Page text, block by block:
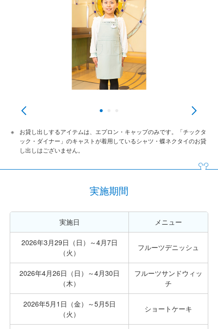
お貸し出しするアイテムは、エプロン・キャップのみです。「チックタ
ック・ダイナー」のキャストが着用しているシャツ・蝶ネクタイのお貸
し出しはございません。
実施期間
実施日 メニュー
2026年3月29日（日）～4月7日
（火）
フルーツデニッシュ
2026年4月26日（日）～4月30日
（木）
フルーツサンドウィッ
チ
2026年5月1日（金）～5月5日
（火）
ショートケーキ